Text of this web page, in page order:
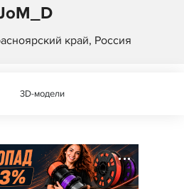
край, Россия
3D-модели